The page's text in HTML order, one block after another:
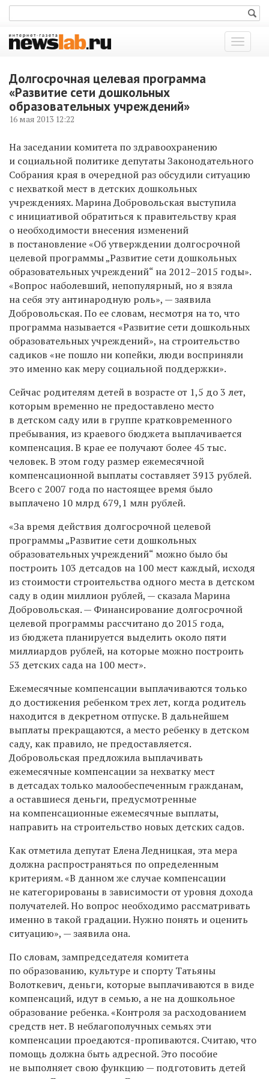
Показать
меню
Долгосрочная целевая программа
«Развитие сети дошкольных
образовательных учреждений»
16 мая 2013 12:22
На заседании комитета по здравоохранению
и социальной политике депутаты Законодательного
Собрания края в очередной раз обсудили ситуацию
с нехваткой мест в детских дошкольных
учреждениях. Марина Добровольская выступила
с инициативой обратиться к правительству края
о необходимости внесения изменений
в постановление «Об утверждении долгосрочной
целевой программы „Развитие сети дошкольных
образовательных учреждений“ на 2012–2015 годы».
«Вопрос наболевший, непопулярный, но я взяла
на себя эту антинародную роль», — заявила
Добровольская. По ее словам, несмотря на то, что
программа называется «Развитие сети дошкольных
образовательных учреждений», на строительство
садиков «не пошло ни копейки, люди восприняли
это именно как меру социальной поддержки».
Сейчас родителям детей в возрасте от 1,5 до 3 лет,
которым временно не предоставлено место
в детском саду или в группе кратковременного
пребывания, из краевого бюджета выплачивается
компенсация. В крае ее получают более 45 тыс.
человек. В этом году размер ежемесячной
компенсационной выплаты составляет 3913 рублей.
Всего с 2007 года по настоящее время было
выплачено 10 млрд 679,1 млн рублей.
«За время действия долгосрочной целевой
программы „Развитие сети дошкольных
образовательных учреждений“ можно было бы
построить 103 детсадов на 100 мест каждый, исходя
из стоимости строительства одного места в детском
саду в один миллион рублей, — сказала Марина
Добровольская. — Финансирование долгосрочной
целевой программы рассчитано до 2015 года,
из бюджета планируется выделить около пяти
миллиардов рублей, на которые можно построить
53 детских сада на 100 мест».
Ежемесячные компенсации выплачиваются только
до достижения ребенком трех лет, когда родитель
находится в декретном отпуске. В дальнейшем
выплаты прекращаются, а место ребенку в детском
саду, как правило, не предоставляется.
Добровольская предложила выплачивать
ежемесячные компенсации за нехватку мест
в детсадах только малообеспеченным гражданам,
а оставшиеся деньги, предусмотренные
на компенсационные ежемесячные выплаты,
направить на строительство новых детских садов.
Как отметила депутат Елена Ледницкая, эта мера
должна распространяться по определенным
критериям. «В данном же случае компенсации
не категорированы в зависимости от уровня дохода
получателей. Но вопрос необходимо рассматривать
именно в такой градации. Нужно понять и оценить
ситуацию», — заявила она.
По словам, зампредседателя комитета
по образованию, культуре и спорту Татьяны
Волоткевич, деньги, которые выплачиваются в виде
компенсаций, идут в семью, а не на дошкольное
образование ребенка. «Контроля за расходованием
средств нет. В неблагополучных семьях эти
компенсации проедаются-пропиваются. Считаю, что
помощь должна быть адресной. Это пособие
не выполняет свою функцию — подготовить детей